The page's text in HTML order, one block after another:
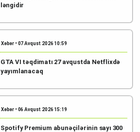
ləngidir
Xəbər • 07 Avqust 2026 10:59
GTA VI təqdimatı 27 avqustda Netflixdə
yayımlanacaq
Xəbər • 06 Avqust 2026 15:19
Spotify Premium abunəçilərinin sayı 300